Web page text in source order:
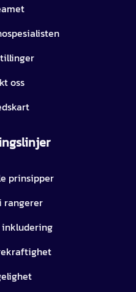
oss
prinsipper
rangerer
inkludering